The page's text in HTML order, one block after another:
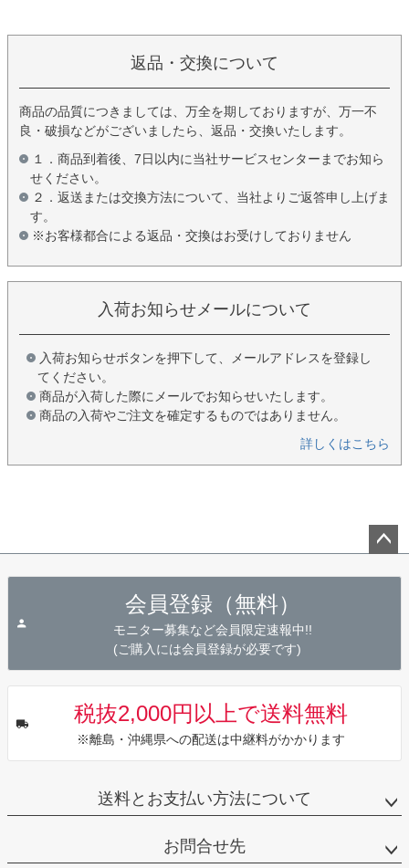
返品・交換について
商品の品質につきましては、万全を期しておりますが、万一不
良・破損などがございましたら、返品・交換いたします。
１．商品到着後、7日以内に当社サービスセンターまでお知ら
せください。
２．返送または交換方法について、当社よりご返答申し上げま
す。
※お客様都合による返品・交換はお受けしておりません
入荷お知らせメールについて
入荷お知らせボタンを押下して、メールアドレスを登録し
てください。
商品が入荷した際にメールでお知らせいたします。
商品の入荷やご注文を確定するものではありません。
詳しくはこちら
会員登録（無料）
モニター募集など会員限定速報中!!
(ご購入には会員登録が必要です)
税抜2,000円以上で送料無料
※離島・沖縄県への配送は中継料がかかります
送料とお支払い方法について
お問合せ先